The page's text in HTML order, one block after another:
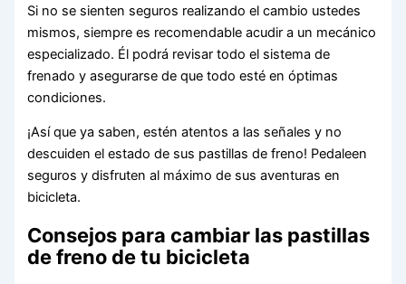
Si no se sienten seguros realizando el cambio ustedes
mismos, siempre es recomendable acudir a un mecánico
especializado. Él podrá revisar todo el sistema de
frenado y asegurarse de que todo esté en óptimas
condiciones.
¡Así que ya saben, estén atentos a las señales y no
descuiden el estado de sus pastillas de freno! Pedaleen
seguros y disfruten al máximo de sus aventuras en
bicicleta.
Consejos para cambiar las pastillas
de freno de tu bicicleta